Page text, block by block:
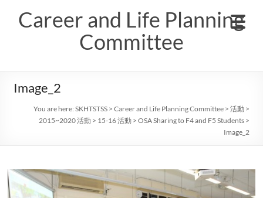
contentCareer and Life Planning
Committee
Image_2
You are here:SKHTSTSS >Career and Life Planning Committee >活動 >
2015~2020 活動 > 15-16 活動 >OSA Sharing to F4 and F5 Students >
Image_2